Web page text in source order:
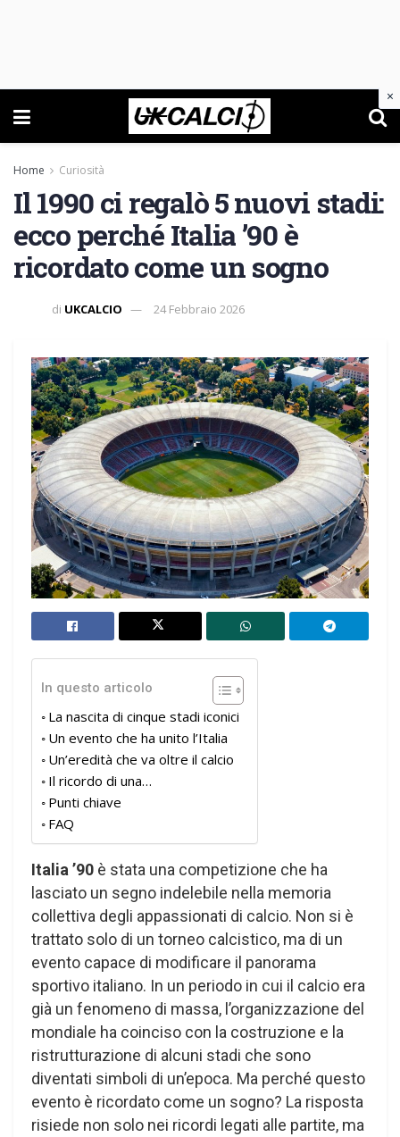
Home Curiosità
Il 1990 ci regalò 5 nuovi stadi:
ecco perché Italia ’90 è
ricordato come un sogno
di UKCALCIO 24 Febbraio 2026
In questo articolo
La nascita di cinque stadi iconici
Un evento che ha unito l’Italia
Un’eredità che va oltre il calcio
Il ricordo di una…
Punti chiave
FAQ
Italia ’90 è stata una competizione che ha
lasciato un segno indelebile nella memoria
collettiva degli appassionati di calcio. Non si è
trattato solo di un torneo calcistico, ma di un
evento capace di modificare il panorama
sportivo italiano. In un periodo in cui il calcio era
già un fenomeno di massa, l’organizzazione del
mondiale ha coinciso con la costruzione e la
ristrutturazione di alcuni stadi che sono
diventati simboli di un’epoca. Ma perché questo
evento è ricordato come un sogno? La risposta
risiede non solo nei ricordi legati alle partite, ma
×